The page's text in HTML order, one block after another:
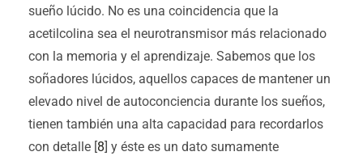
sueño lúcido. No es una coincidencia que la
acetilcolina sea el neurotransmisor más relacionado
con la memoria y el aprendizaje. Sabemos que los
soñadores lúcidos, aquellos capaces de mantener un
elevado nivel de autoconciencia durante los sueños,
tienen también una alta capacidad para recordarlos
con detalle [8] y éste es un dato sumamente